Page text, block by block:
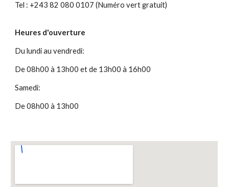
Tel : +243 82 080 0107 (Numéro vert gratuit)
Heures d'ouverture
Du lundi au vendredi:
De 08h00 à 13h00 et de 13h00 à 16h00
Samedi:
De 08h00 à 13h00